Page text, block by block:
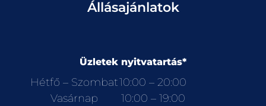
Állásajánlatok
Üzletek nyitvatartás*
Hétfő – Szombat10:00 – 20:00
Vasárnap
10:00 – 19:00